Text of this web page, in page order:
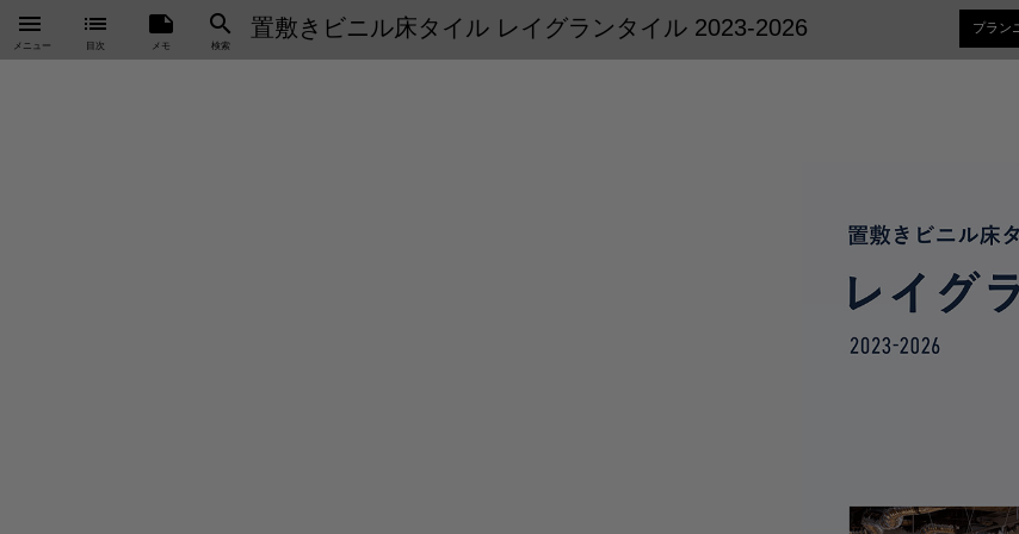
menu
メニュー
置敷きビニル床タイル レイグランタイル 2023-2026
list
目次
note
メモ
search
検索
プラン